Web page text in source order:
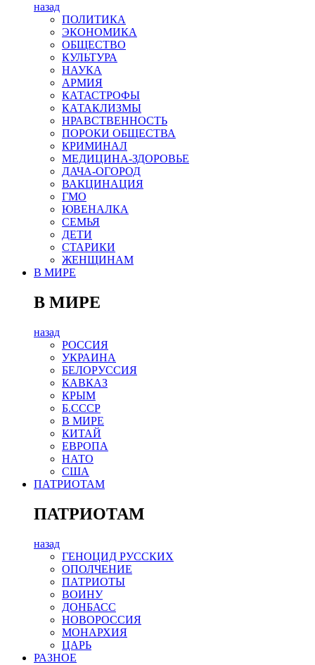
назад
ПОЛИТИКА
ЭКОНОМИКА
ОБЩЕСТВО
КУЛЬТУРА
НАУКА
АРМИЯ
КАТАСТРОФЫ
КАТАКЛИЗМЫ
НРАВСТВЕННОСТЬ
ПОРОКИ ОБЩЕСТВА
КРИМИНАЛ
МЕДИЦИНА-ЗДОРОВЬЕ
ДАЧА-ОГОРОД
ВАКЦИНАЦИЯ
ГМО
ЮВЕНАЛКА
СЕМЬЯ
ДЕТИ
СТАРИКИ
ЖЕНЩИНАМ
В МИРЕ
В МИРЕ
назад
РОСCИЯ
УКРАИНА
БЕЛОРУССИЯ
КАВКАЗ
КРЫМ
Б.СССР
В МИРЕ
КИТАЙ
ЕВРОПА
НАТО
США
ПАТРИОТАМ
ПАТРИОТАМ
назад
ГЕНОЦИД РУССКИХ
ОПОЛЧЕНИЕ
ПАТРИОТЫ
ВОИНУ
ДОНБАСС
НОВОРОССИЯ
МОНАРХИЯ
ЦАРЬ
РАЗНОЕ